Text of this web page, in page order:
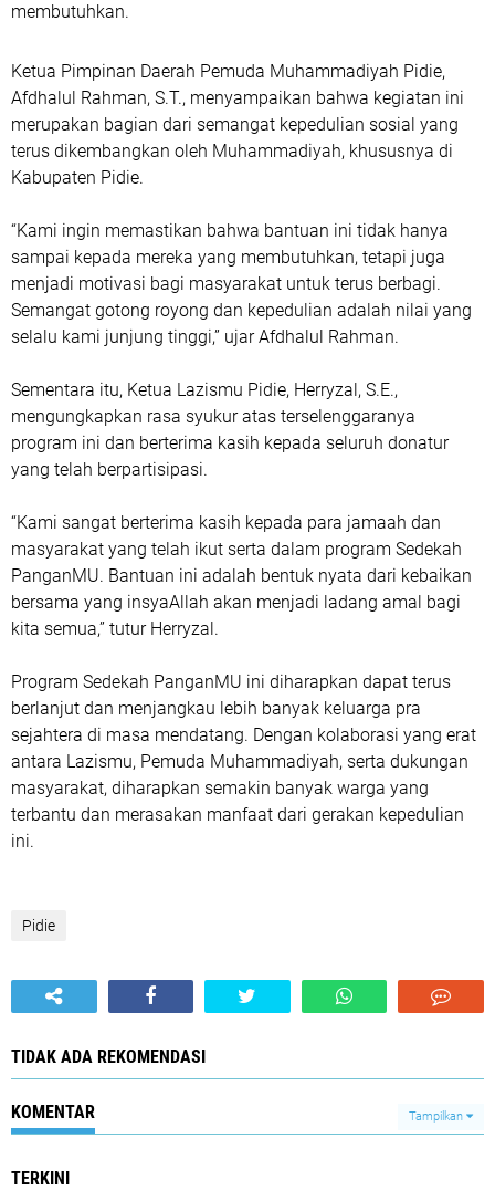
membutuhkan.
Ketua Pimpinan Daerah Pemuda Muhammadiyah Pidie,
Afdhalul Rahman, S.T., menyampaikan bahwa kegiatan ini
merupakan bagian dari semangat kepedulian sosial yang
terus dikembangkan oleh Muhammadiyah, khususnya di
Kabupaten Pidie.
“Kami ingin memastikan bahwa bantuan ini tidak hanya
sampai kepada mereka yang membutuhkan, tetapi juga
menjadi motivasi bagi masyarakat untuk terus berbagi.
Semangat gotong royong dan kepedulian adalah nilai yang
selalu kami junjung tinggi,” ujar Afdhalul Rahman.
Sementara itu, Ketua Lazismu Pidie, Herryzal, S.E.,
mengungkapkan rasa syukur atas terselenggaranya
program ini dan berterima kasih kepada seluruh donatur
yang telah berpartisipasi.
“Kami sangat berterima kasih kepada para jamaah dan
masyarakat yang telah ikut serta dalam program Sedekah
PanganMU. Bantuan ini adalah bentuk nyata dari kebaikan
bersama yang insyaAllah akan menjadi ladang amal bagi
kita semua,” tutur Herryzal.
Program Sedekah PanganMU ini diharapkan dapat terus
berlanjut dan menjangkau lebih banyak keluarga pra
sejahtera di masa mendatang. Dengan kolaborasi yang erat
antara Lazismu, Pemuda Muhammadiyah, serta dukungan
masyarakat, diharapkan semakin banyak warga yang
terbantu dan merasakan manfaat dari gerakan kepedulian
ini.
Pidie
TIDAK ADA REKOMENDASI
KOMENTAR Tampilkan
TERKINI